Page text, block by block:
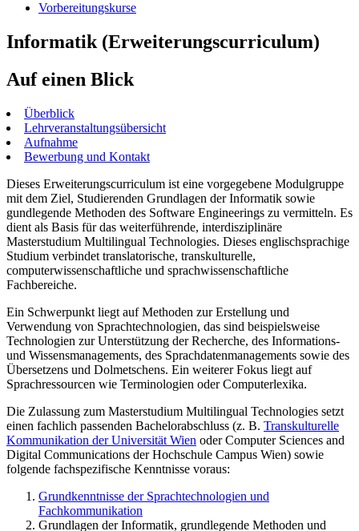
Vorbereitungskurse
Informatik (Erweiterungscurriculum)
Auf einen Blick
Überblick
Lehrveranstaltungsübersicht
Aufnahme
Bewerbung und Kontakt
Dieses Erweiterungscurriculum ist eine vorgegebene Modulgruppe
mit dem Ziel, Studierenden Grundlagen der Informatik sowie
gundlegende Methoden des Software Engineerings zu vermitteln. Es
dient als Basis für das weiterführende, interdisziplinäre
Masterstudium Multilingual Technologies. Dieses englischsprachige
Studium verbindet translatorische, transkulturelle,
computerwissenschaftliche und sprachwissenschaftliche
Fachbereiche.
Ein Schwerpunkt liegt auf Methoden zur Erstellung und
Verwendung von Sprachtechnologien, das sind beispielsweise
Technologien zur Unterstützung der Recherche, des Informations-
und Wissensmanagements, des Sprachdatenmanagements sowie des
Übersetzens und Dolmetschens. Ein weiterer Fokus liegt auf
Sprachressourcen wie Terminologien oder Computerlexika.
Die Zulassung zum Masterstudium Multilingual Technologies setzt
einen fachlich passenden Bachelorabschluss (z. B. Transkulturelle
Kommunikation der Universität Wien oder Computer Sciences and
Digital Communications der Hochschule Campus Wien) sowie
folgende fachspezifische Kenntnisse voraus:
Grundkenntnisse der Sprachtechnologien und
Fachkommunikation
Grundlagen der Informatik, grundlegende Methoden und